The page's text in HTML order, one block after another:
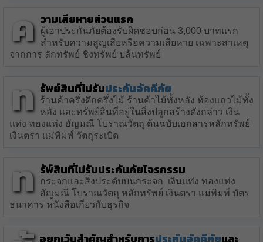
ค วามเสียหายส่วนแรก
ผู้เอาประกันภัยต้องรับผิดชอบก่อน 3,000 บาทแรก
สำหรับความสูญเสียหรือความเสียหาย เฉพาะสาเหตุ
จากการ ลักทรัพย์ ชิงทรัพย์ ปล้นทรัพย์
ท รัพย์สินที่ไม่รับประกันอัคคีภัย
ร้านค้าครึ่งตึกครึ่งไม้ ร้านค้าไม้ทั้งหลัง ห้องแถวไม้ทั้ง
หลัง และทรัพย์สินที่อยู่ในสิ่งปลูกสร้างดังกล่าว เงิน
แท่ง ทองแท่ง อัญมณี โบราณวัตถุ ต้นฉบับเอกสารหลักทรัพย์
เงินตรา แม่พิมพ์ วัตถุระเบิด
ท รัพ์สินที่ไม่รับประกันภัยโจรกรรม
กระจกและสิ่งประดับบนกระจก เงินแท่ง ทองแท่ง
อัญมณี โบราณวัตถุ หลักทรัพย์ เงินตรา แม่พิมพ์ บัตร
ธนาคาร หนังสือเกี่ยวกับธุรกิจ
อยกเว้นสำคัญสำหรับการประกันอัคคีภัยและ